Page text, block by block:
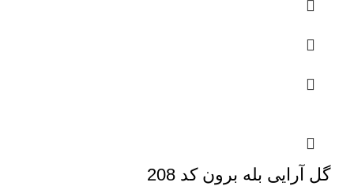
گل آرایی بله برون کد 208